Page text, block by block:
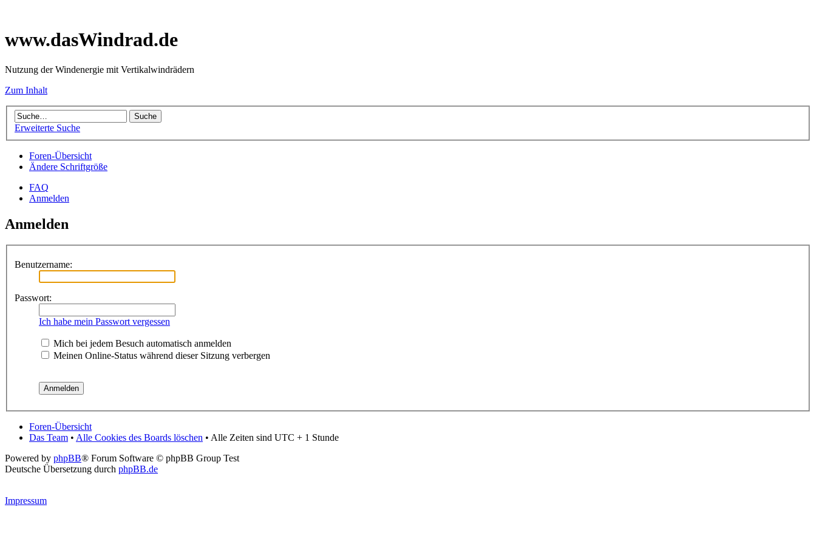
www.dasWindrad.de
Nutzung der Windenergie mit Vertikalwindrädern
Zum Inhalt
Erweiterte Suche
Foren-Übersicht
Ändere Schriftgröße
FAQ
Anmelden
Anmelden
Benutzername:
Passwort:
Ich habe mein Passwort vergessen
Mich bei jedem Besuch automatisch anmelden
Meinen Online-Status während dieser Sitzung verbergen
Foren-Übersicht
Das Team • Alle Cookies des Boards löschen • Alle Zeiten sind UTC + 1 Stunde
Powered by phpBB® Forum Software © phpBB Group Test
Deutsche Übersetzung durch phpBB.de
Impressum